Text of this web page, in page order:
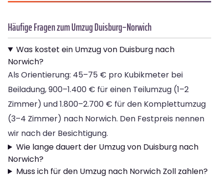
Häufige Fragen zum Umzug Duisburg–Norwich
Was kostet ein Umzug von Duisburg nach
Norwich?
Als Orientierung: 45–75 € pro Kubikmeter bei
Beiladung, 900–1.400 € für einen Teilumzug (1–2
Zimmer) und 1.800–2.700 € für den Komplettumzug
(3–4 Zimmer) nach Norwich. Den Festpreis nennen
wir nach der Besichtigung.
Wie lange dauert der Umzug von Duisburg nach
Norwich?
Muss ich für den Umzug nach Norwich Zoll zahlen?